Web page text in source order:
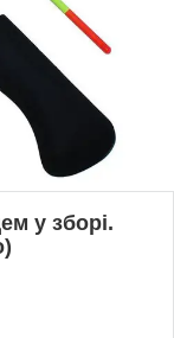
у зборі.